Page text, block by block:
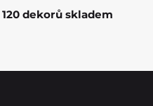
120 dekorů skladem